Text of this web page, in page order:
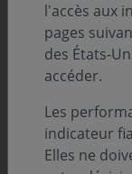
présente
notre
détail à la
extra-
suivies
petites
l'accès aux
pages
des États-
accéder.
Les
indicateur
Elles ne